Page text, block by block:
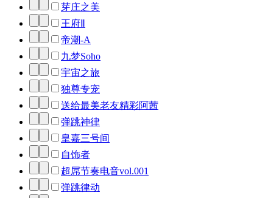
芽庄之美
王府Ⅱ
帝潮-A
九梦Soho
宇宙之旅
独尊专宠
送给最美老友精彩阿茜
弹跳神律
皇嘉三号间
自饰者
超屌节奏电音vol.001
弹跳律动